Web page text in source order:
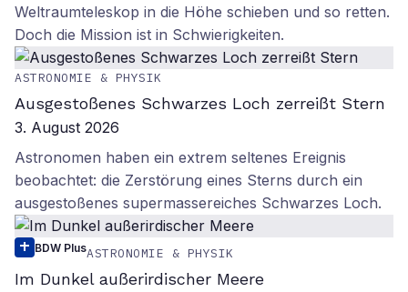
Weltraumteleskop in die Höhe schieben und so retten.
Doch die Mission ist in Schwierigkeiten.
ASTRONOMIE & PHYSIK
Ausgestoßenes Schwarzes Loch zerreißt Stern
3. August 2026
Astronomen haben ein extrem seltenes Ereignis
beobachtet: die Zerstörung eines Sterns durch ein
ausgestoßenes supermassereiches Schwarzes Loch.
BDW PlusASTRONOMIE & PHYSIK
Im Dunkel außerirdischer Meere